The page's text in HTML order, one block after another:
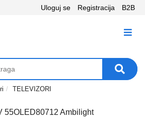
Uloguj se Registracija B2B
TELEVIZORI
55OLED80712 Ambilight